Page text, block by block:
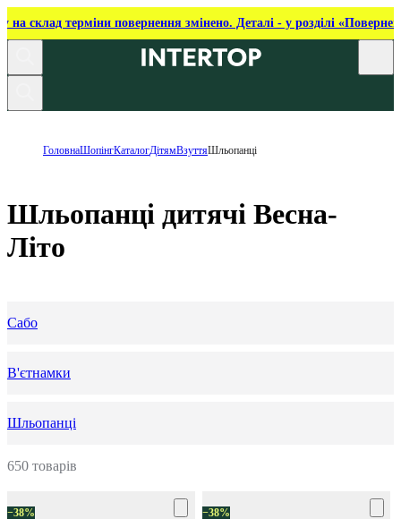
на склад терміни повернення змінено. Деталі - у розділі
ГоловнаШопінгКаталогДітямВзуттяШльопанці
Шльопанці дитячі Весна-
Літо
Сабо
В'єтнамки
Шльопанці
650 товарів
−38% −38%